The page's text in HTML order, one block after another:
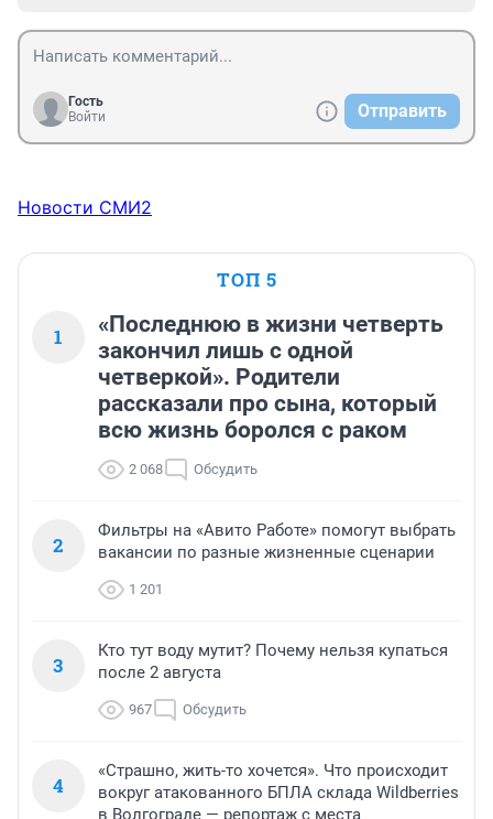
Гость
Войти
Отправить
Новости СМИ2
ТОП 5
1
«Последнюю в жизни четверть
закончил лишь с одной
четверкой». Родители
рассказали про сына, который
всю жизнь боролся с раком
2 068 Обсудить
2
Фильтры на «Авито Работе» помогут выбрать
вакансии по разные жизненные сценарии
1 201
3
Кто тут воду мутит? Почему нельзя купаться
после 2 августа
967 Обсудить
4
«Страшно, жить-то хочется». Что происходит
вокруг атакованного БПЛА склада Wildberries
в Волгограде — репортаж с места